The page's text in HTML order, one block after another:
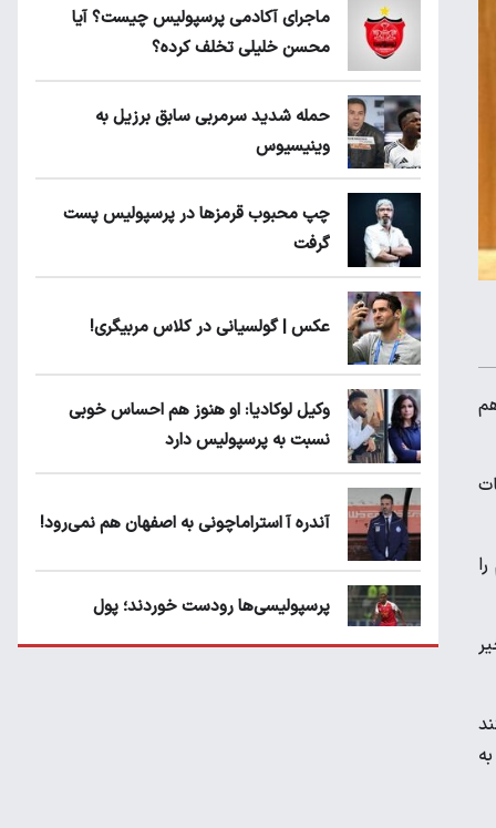
ماجرای آکادمی پرسپولیس چیست؟ آیا
محسن خلیلی تخلف کرده؟
حمله شدید سرمربی سابق برزیل به
وینیسیوس
چپ محبوب قرمزها در پرسپولیس پست
گرفت
عکس | گولسیانی در کلاس مربیگری!
وکیل لوکادیا: او هنوز هم احساس خوبی
نسبت به پرسپولیس دارد
آندره آ استراماچونی به اصفهان هم نمی‌رود!
پرسپولیسی‌ها رودست خوردند؛ پول